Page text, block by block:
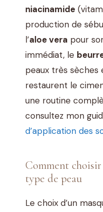
niacinamide
production de
l’aloe vera pour
immédiat, le
peaux très sèches
restaurent le
une routine
consultez mon
d’application des
Comment choisir
type de peau
Le choix d’un